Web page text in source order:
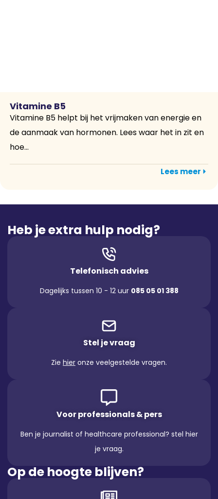
Vitamine B5
Vitamine B5 helpt bij het vrijmaken van energie en
de aanmaak van hormonen. Lees waar het in zit en
hoe...
Lees meer
Heb je extra hulp nodig?
Telefonisch advies
Dagelijks tussen 10 - 12 uur 085 05 01 388
Stel je vraag
Zie hier onze veelgestelde vragen.
Voor professionals & pers
Ben je journalist of healthcare professional? stel hier
je vraag.
Op de hoogte blijven?